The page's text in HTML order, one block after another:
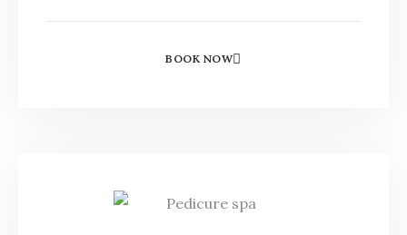
BOOK NOW